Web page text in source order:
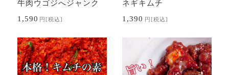
牛肉ウゴジへジャンク
1,590 円[税込]
ネギキムチ
1,390 円[税込]